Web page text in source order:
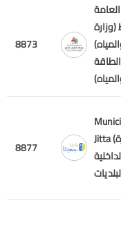
8873
(وزارة
8877
Jitta (وزارة